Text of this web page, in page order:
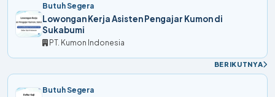
Butuh Segera
Lowongan Kerja Asisten Pengajar Kumon di
Sukabumi
PT. Kumon Indonesia
BERIKUTNYA
Butuh Segera